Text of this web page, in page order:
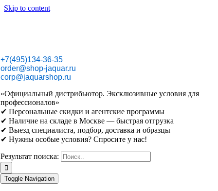
Skip to content
+7(495)134-36-35
order@shop-jaquar.ru
corp@jaquarshop.ru
«Официальный дистрибьютор. Эксклюзивные условия для
профессионалов»
✔ Персональные скидки и агентские программы
✔ Наличие на складе в Москве — быстрая отгрузка
✔ Выезд специалиста, подбор, доставка и образцы
✔ Нужны особые условия? Спросите у нас!
Результат поиска:
Toggle Navigation